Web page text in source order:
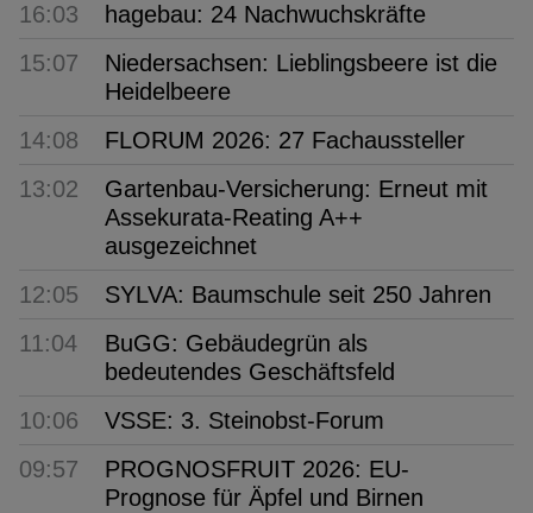
16:03
hagebau: 24 Nachwuchskräfte
15:07
Niedersachsen: Lieblingsbeere ist die
Heidelbeere
14:08
FLORUM 2026: 27 Fachaussteller
13:02
Gartenbau-Versicherung: Erneut mit
Assekurata-Reating A++
ausgezeichnet
12:05
SYLVA: Baumschule seit 250 Jahren
11:04
BuGG: Gebäudegrün als
bedeutendes Geschäftsfeld
10:06
VSSE: 3. Steinobst-Forum
09:57
PROGNOSFRUIT 2026: EU-
Prognose für Äpfel und Birnen